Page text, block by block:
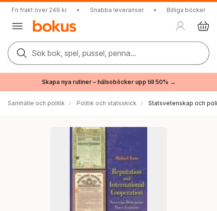
Fri frakt över 249 kr • Snabba leveranser • Billiga böcker
Sök bok, spel, pussel, penna...
Skapa nya rutiner – hälsoböcker upp till 50% →
Samhälle och politik Politik och statsskick Statsvetenskap och